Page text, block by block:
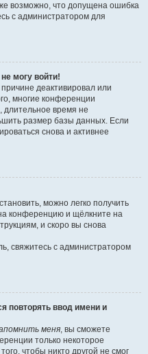
возможно, что допущена ошибка
с администратором для
могу войти!
деактивировал или
многие конференции
длительное время не
размер базы данных. Если
снова и активнее
можно легко получить
конференцию и щёлкните на
и скоро вы снова
свяжитесь с администратором
повторять ввод имени и
меня, вы сможете
только некоторое
чтобы никто другой не смог